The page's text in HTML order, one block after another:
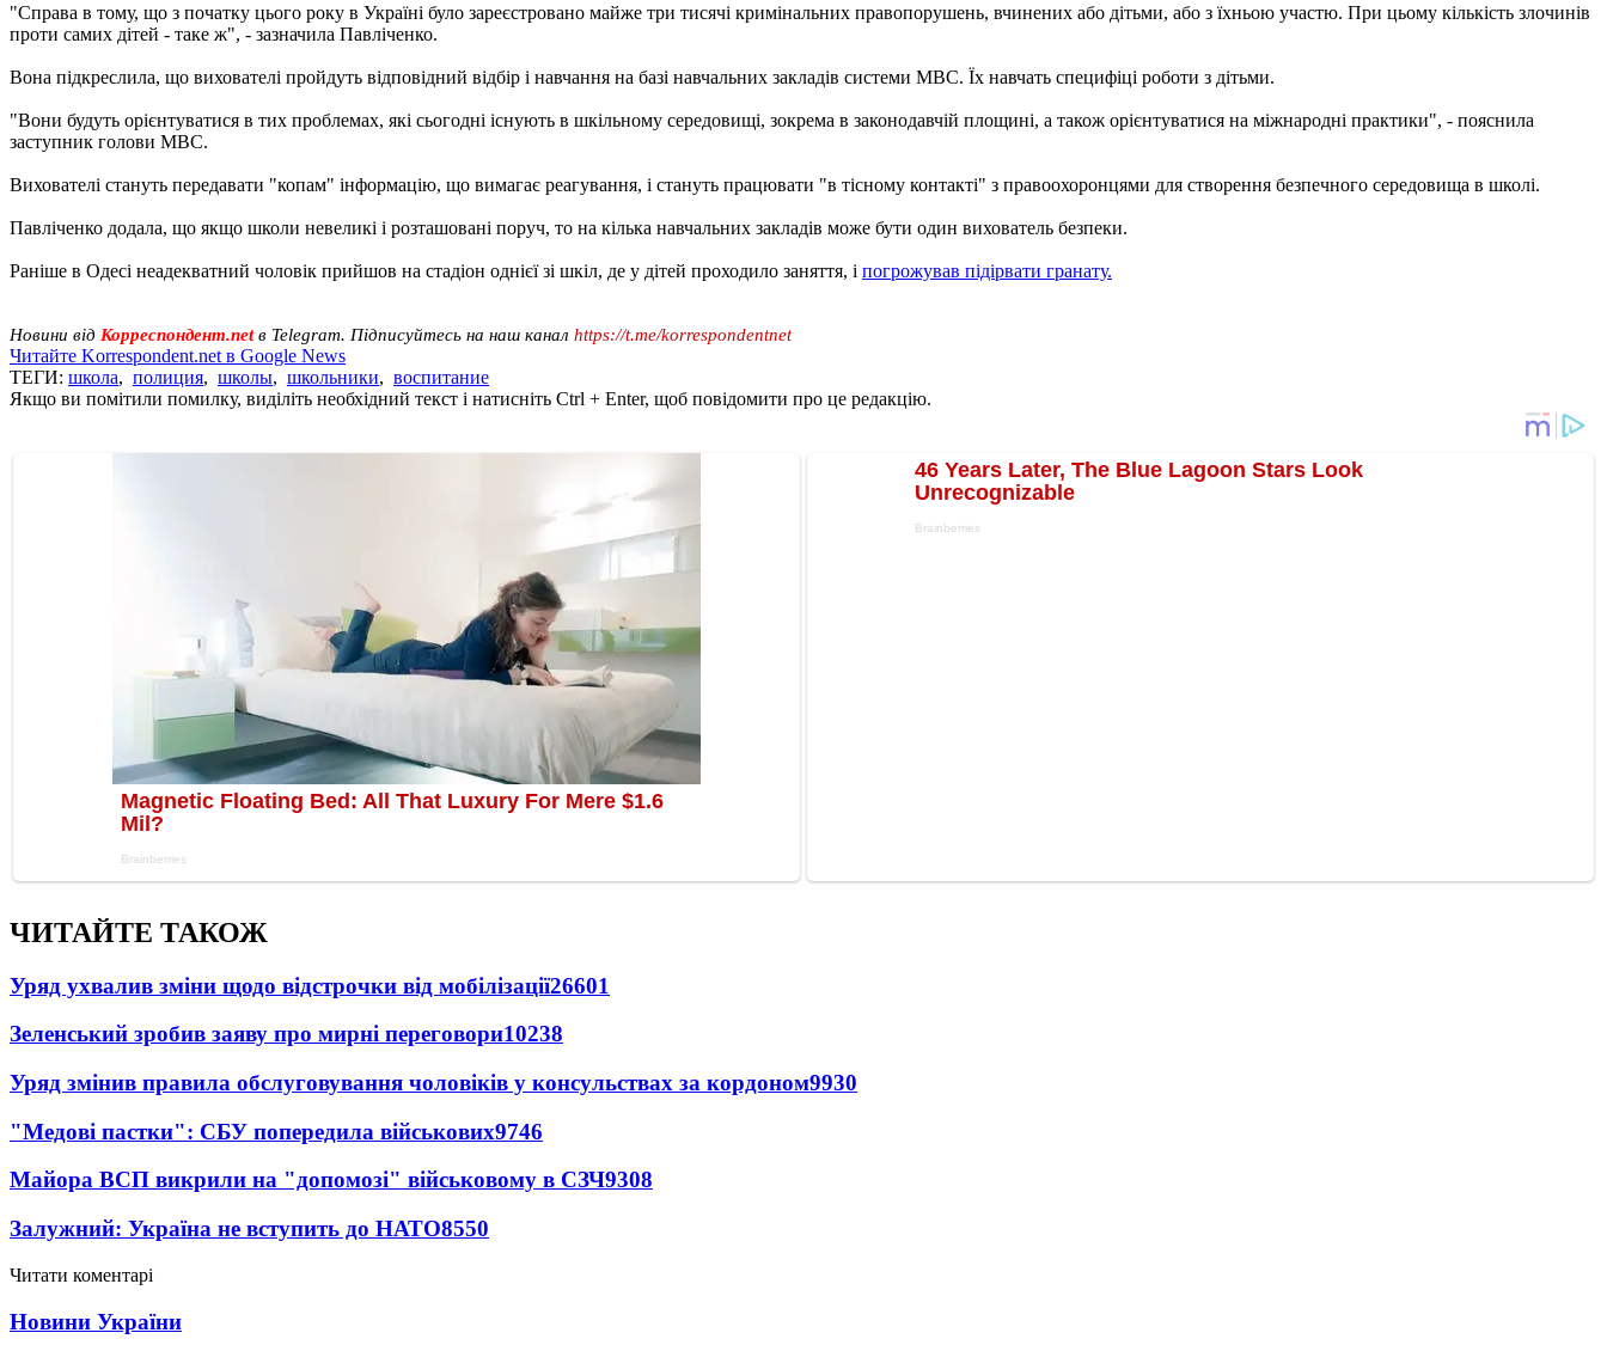
"Справа в тому, що з початку цього року в Україні було зареєстровано майже три тисячі кримінальних правопорушень, вчинених або дітьми, або з їхньою участю. При цьому кількість злочинів
проти самих дітей - таке ж", - зазначила Павліченко.
Вона підкреслила, що вихователі пройдуть відповідний відбір і навчання на базі навчальних закладів системи МВС. Їх навчать специфіці роботи з дітьми.
"Вони будуть орієнтуватися в тих проблемах, які сьогодні існують в шкільному середовищі, зокрема в законодавчій площині, а також орієнтуватися на міжнародні практики", - пояснила
заступник голови МВС.
Вихователі стануть передавати "копам" інформацію, що вимагає реагування, і стануть працювати "в тісному контакті" з правоохоронцями для створення безпечного середовища в школі.
Павліченко додала, що якщо школи невеликі і розташовані поруч, то на кілька навчальних закладів може бути один вихователь безпеки.
Раніше в Одесі неадекватний чоловік прийшов на стадіон однієї зі шкіл, де у дітей проходило заняття, і погрожував підірвати гранату.
Новини від Корреспондент.netв Telegram. Підписуйтесь на наш канал https://t.me/korrespondentnet
Читайте Korrespondent.net в Google News
ТЕГИ: школа, полиция, школы, школьники, воспитание
Якщо ви помітили помилку, виділіть необхідний текст і натисніть Ctrl + Enter, щоб повідомити про це редакцію.
ЧИТАЙТЕ ТАКОЖ
Уряд ухвалив зміни щодо відстрочки від мобілізації26601
Зеленський зробив заяву про мирні переговори10238
Уряд змінив правила обслуговування чоловіків у консульствах за кордоном9930
"Медові пастки": СБУ попередила військових9746
Майора ВСП викрили на "допомозі" військовому в СЗЧ9308
Залужний: Україна не вступить до НАТО8550
Читати коментарі
Новини України